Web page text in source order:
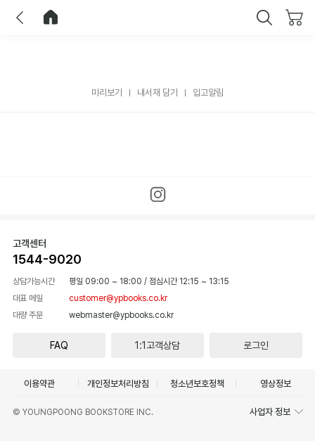
미리보기 내서재 담기 입고알림
고객센터
1544-9020
상담가능시간 평일 09:00 ~ 18:00 / 점심시간 12:15 ~ 13:15
대표 메일
customer@ypbooks.co.kr
대량 주문
webmaster@ypbooks.co.kr
FAQ 1:1고객상담 로그인
이용약관 개인정보처리방침 청소년보호정책 영상정보
© YOUNGPOONG BOOKSTORE INC. 사업자 정보